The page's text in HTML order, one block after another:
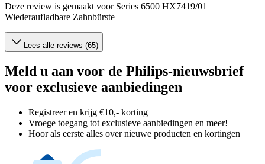
Deze review is gemaakt voor Series 6500 HX7419/01
Wiederaufladbare Zahnbürste
Lees alle reviews (65)
Meld u aan voor de Philips-nieuwsbrief
voor exclusieve aanbiedingen
Registreer en krijg €10,- korting
Vroege toegang tot exclusieve aanbiedingen en meer!
Hoor als eerste alles over nieuwe producten en kortingen